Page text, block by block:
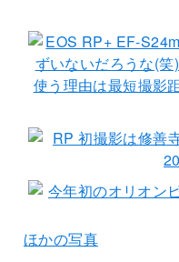
ほかの写真